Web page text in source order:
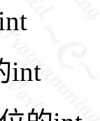
int